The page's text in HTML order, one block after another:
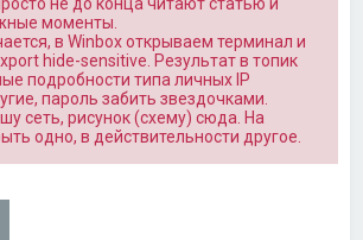
моменты.
в Winbox открываем терминал и
hide-sensitive. Результат в топик
подробности типа личных IP
пароль забить звездочками.
сеть, рисунок (схему) сюда. На
одно, в действительности другое.